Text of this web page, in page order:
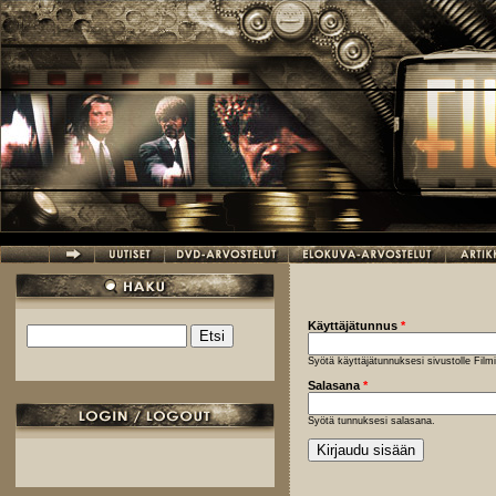
Hyppää pääsisältöön
Hakulomake
Käyttäjätunnus *
Syötä käyttäjätunnuksesi sivustolle
Salasana *
Syötä tunnuksesi salasana.